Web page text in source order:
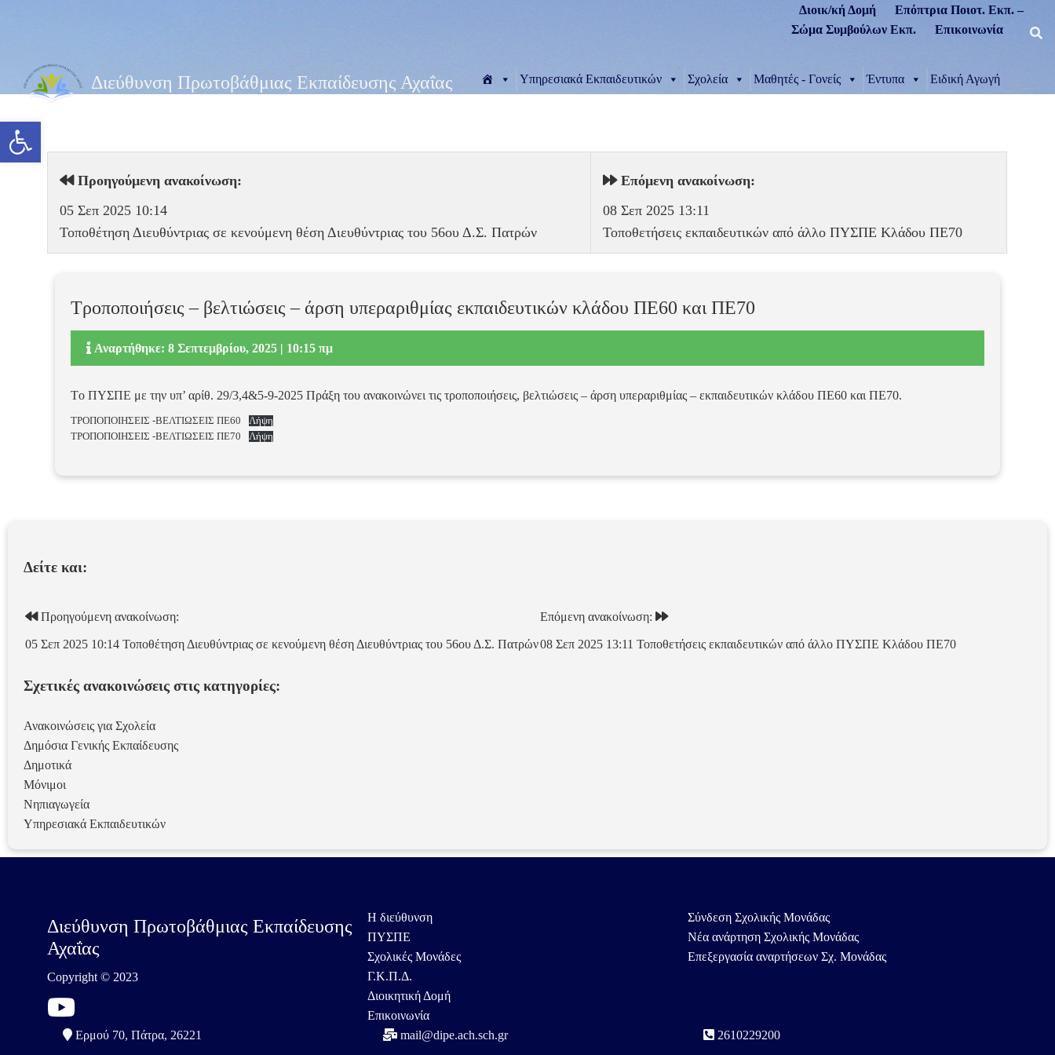
Ανοίξτε τη γραμμή εργαλείων
Διοικ/κή Δομή
Επόπτρια Ποιοτ. Εκπ. –
Σώμα Συμβούλων Εκπ.
Επικοινωνία
Διεύθυνση Πρωτοβάθμιας Εκπαίδευσης Αχαΐας Υπηρεσιακά Εκπαιδευτικών Σχολεία Μαθητές - Γονείς Έντυπα Ειδική Αγωγή
Προηγούμενη ανακοίνωση:
05 Σεπ 2025 10:14
Τοποθέτηση Διευθύντριας σε κενούμενη θέση Διευθύντριας του 56ου Δ.Σ. Πατρών
Επόμενη ανακοίνωση:
08 Σεπ 2025 13:11
Τοποθετήσεις εκπαιδευτικών από άλλο ΠΥΣΠΕ Κλάδου ΠΕ70
Τροποποιήσεις – βελτιώσεις – άρση υπεραριθμίας εκπαιδευτικών κλάδου ΠΕ60 και ΠΕ70
Αναρτήθηκε: 8 Σεπτεμβρίου, 2025 | 10:15 πμ
Τo ΠΥΣΠΕ με την υπ’ αρίθ. 29/3,4&5-9-2025 Πράξη του ανακοινώνει τις τροποποιήσεις, βελτιώσεις – άρση υπεραριθμίας – εκπαιδευτικών κλάδου ΠΕ60 και ΠΕ70.
ΤΡΟΠΟΠΟΙΗΣΕΙΣ -ΒΕΛΤΙΩΣΕΙΣ ΠΕ60
Λήψη
ΤΡΟΠΟΠΟΙΗΣΕΙΣ -ΒΕΛΤΙΩΣΕΙΣ ΠΕ70
Λήψη
Δείτε και:
Προηγούμενη ανακοίνωση:
05 Σεπ 2025 10:14 Τοποθέτηση Διευθύντριας σε κενούμενη θέση Διευθύντριας του 56ου Δ.Σ. Πατρών
Επόμενη ανακοίνωση:
08 Σεπ 2025 13:11 Τοποθετήσεις εκπαιδευτικών από άλλο ΠΥΣΠΕ Κλάδου ΠΕ70
Σχετικές ανακοινώσεις στις κατηγορίες:
Ανακοινώσεις για Σχολεία
Δημόσια Γενικής Εκπαίδευσης
Δημοτικά
Μόνιμοι
Νηπιαγωγεία
Υπηρεσιακά Εκπαιδευτικών
Διεύθυνση Πρωτοβάθμιας Εκπαίδευσης
Αχαΐας
Copyright © 2023
Η διεύθυνση
ΠΥΣΠΕ
Σχολικές Μονάδες
Γ.Κ.Π.Δ.
Διοικητική Δομή
Επικοινωνία
Σύνδεση Σχολικής Μονάδας
Νέα ανάρτηση Σχολικής Μονάδας
Επεξεργασία αναρτήσεων Σχ. Μονάδας
Ερμού 70, Πάτρα, 26221 mail@dipe.ach.sch.gr 2610229200